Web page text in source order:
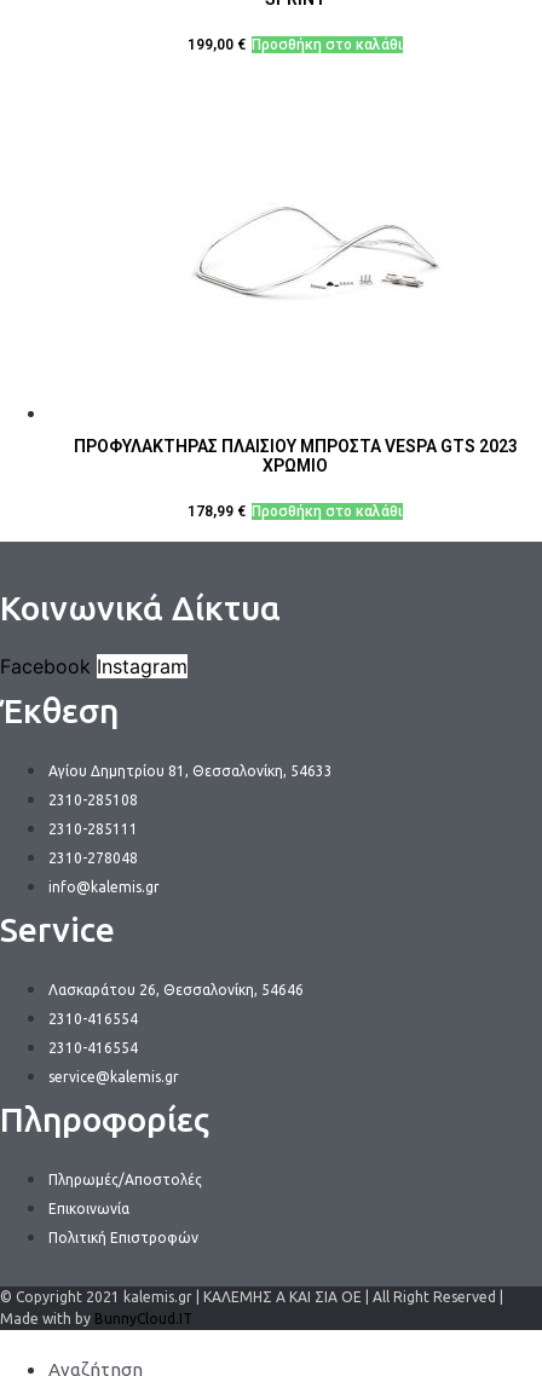
199,00 € Προσθήκη στο καλάθι
ΠΡΟΦΥΛΑΚΤΗΡΑΣ ΠΛΑΙΣΙΟΥ ΜΠΡΟΣΤΑ VESPA GTS 2023
ΧΡΩΜΙΟ
178,99 € Προσθήκη στο καλάθι
Κοινωνικά Δίκτυα
Facebook Instagram
Έκθεση
Αγίου Δημητρίου 81, Θεσσαλονίκη, 54633
2310-285108
2310-285111
2310-278048
info@kalemis.gr
Service
Λασκαράτου 26, Θεσσαλονίκη, 54646
2310-416554
2310-416554
service@kalemis.gr
Πληροφορίες
Πληρωμές/Αποστολές
Επικοινωνία
Πολιτική Επιστροφών
© Copyright 2021 kalemis.gr | ΚΑΛΕΜΗΣ Α ΚΑΙ ΣΙΑ ΟΕ | All Right Reserved |
Made with by BunnyCloud.IT
Αναζήτηση